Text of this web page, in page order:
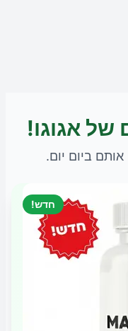
של אגוגו!
ביום יום.
חדש!